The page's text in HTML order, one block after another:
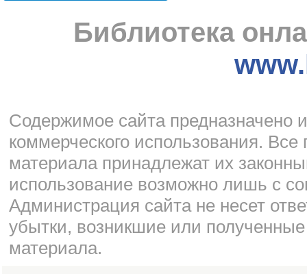
Библиотека
Cодержимое сайта предназначено
коммерческого использования.
материала принадлежат их
использование возможно лишь с
Администрация сайта не несет
убытки, возникшие или
материала.